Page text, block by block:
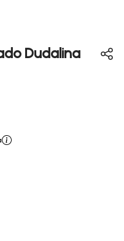
Dudalina